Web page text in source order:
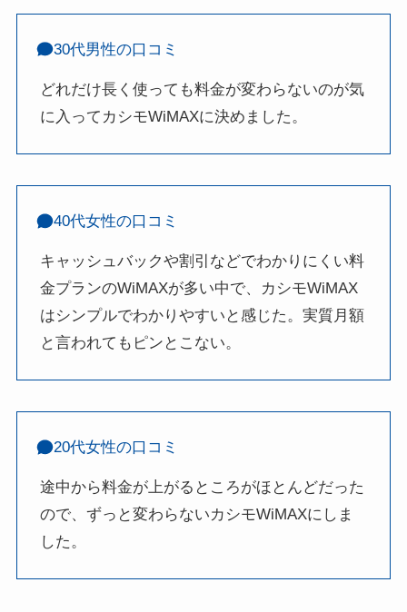
30代男性の口コミ
どれだけ長く使っても料金が変わらないのが気
に入ってカシモWiMAXに決めました。
40代女性の口コミ
キャッシュバックや割引などでわかりにくい料
金プランのWiMAXが多い中で、カシモWiMAX
はシンプルでわかりやすいと感じた。実質月額
と言われてもピンとこない。
20代女性の口コミ
途中から料金が上がるところがほとんどだった
ので、ずっと変わらないカシモWiMAXにしま
した。